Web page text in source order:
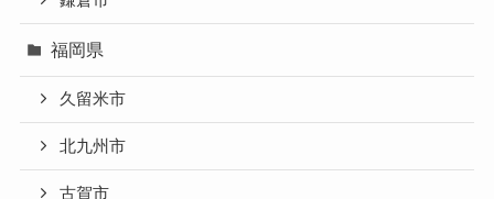
福岡県
久留米市
北九州市
古賀市